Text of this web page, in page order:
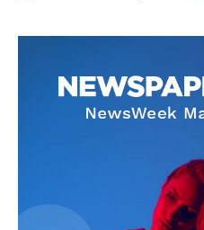
Nosotros